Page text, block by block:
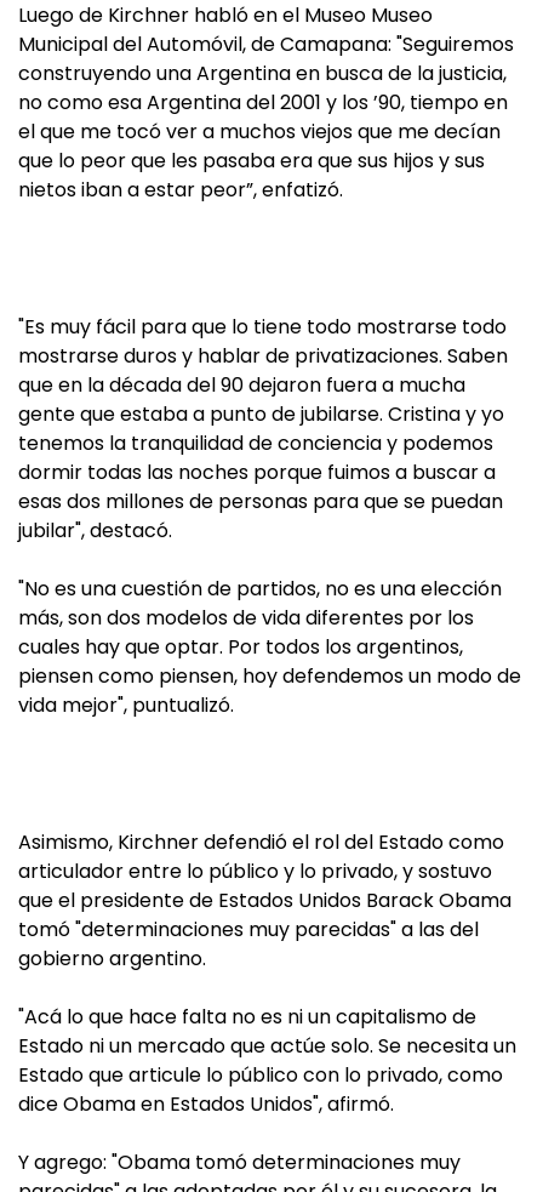
Luego de Kirchner habló en el Museo Museo
Municipal del Automóvil, de Camapana: "Seguiremos
construyendo una Argentina en busca de la justicia,
no como esa Argentina del 2001 y los ’90, tiempo en
el que me tocó ver a muchos viejos que me decían
que lo peor que les pasaba era que sus hijos y sus
nietos iban a estar peor”, enfatizó.
"Es muy fácil para que lo tiene todo mostrarse todo
mostrarse duros y hablar de privatizaciones. Saben
que en la década del 90 dejaron fuera a mucha
gente que estaba a punto de jubilarse. Cristina y yo
tenemos la tranquilidad de conciencia y podemos
dormir todas las noches porque fuimos a buscar a
esas dos millones de personas para que se puedan
jubilar", destacó.
"No es una cuestión de partidos, no es una elección
más, son dos modelos de vida diferentes por los
cuales hay que optar. Por todos los argentinos,
piensen como piensen, hoy defendemos un modo de
vida mejor", puntualizó.
Asimismo, Kirchner defendió el rol del Estado como
articulador entre lo público y lo privado, y sostuvo
que el presidente de Estados Unidos Barack Obama
tomó "determinaciones muy parecidas" a las del
gobierno argentino.
"Acá lo que hace falta no es ni un capitalismo de
Estado ni un mercado que actúe solo. Se necesita un
Estado que articule lo público con lo privado, como
dice Obama en Estados Unidos", afirmó.
Y agrego: "Obama tomó determinaciones muy